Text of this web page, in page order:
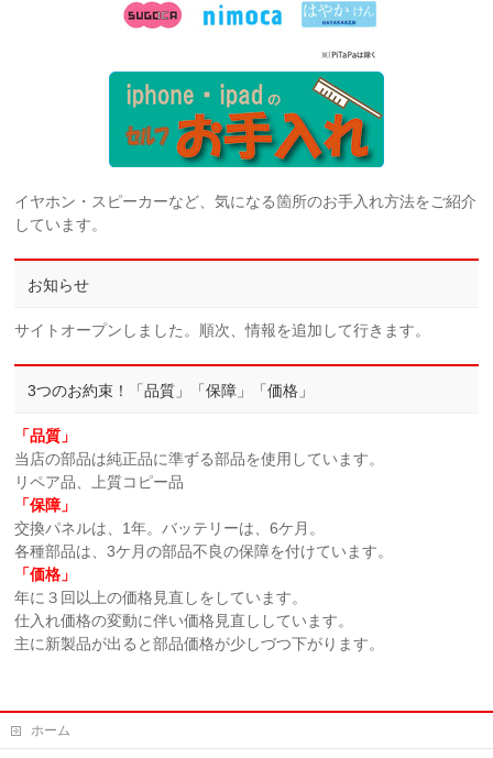
イヤホン・スピーカーなど、気になる箇所のお手入れ方法をご紹介
しています。
お知らせ
サイトオープンしました。順次、情報を追加して行きます。
3つのお約束！「品質」「保障」「価格」
「品質」
当店の部品は純正品に準ずる部品を使用しています。
リペア品、上質コピー品
「保障」
交換パネルは、1年。バッテリーは、6ケ月。
各種部品は、3ケ月の部品不良の保障を付けています。
「価格」
年に３回以上の価格見直しをしています。
仕入れ価格の変動に伴い価格見直ししています。
主に新製品が出ると部品価格が少しづつ下がります。
ホーム